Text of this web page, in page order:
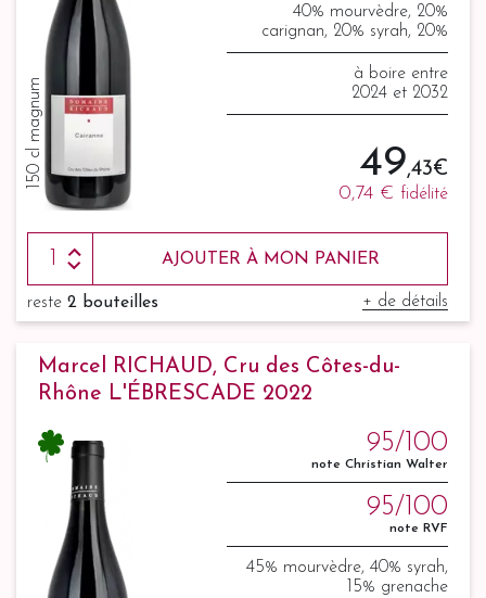
150 cl magnum
40% mourvèdre, 20%
carignan, 20% syrah, 20%
grenache
à boire entre
2024 et 2032
49,43 €
0,74 € fidélité
AJOUTER À MON PANIER
reste 2 bouteilles + de détails
Marcel RICHAUD, Cru des Côtes-du-
Rhône L'ÉBRESCADE 2022
95/100
note Christian Walter
95/100
note RVF
45% mourvèdre, 40% syrah,
15% grenache